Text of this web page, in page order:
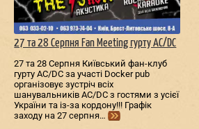
27 та 28 Серпня Fan Meeting гурту AC/DС
27 та 28 Серпня Київський фан-клуб
гурту AC/DС за участі Docker pub
організовує зустріч всіх
шанувальників AC/DС з гостями з усієї
України та із-за кордону!!! Графік
заходу на 27 серпня…